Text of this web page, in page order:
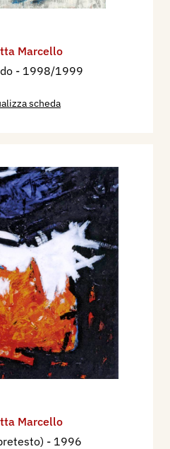
Marcello
- 1998/1999
scheda
Marcello
- 1996